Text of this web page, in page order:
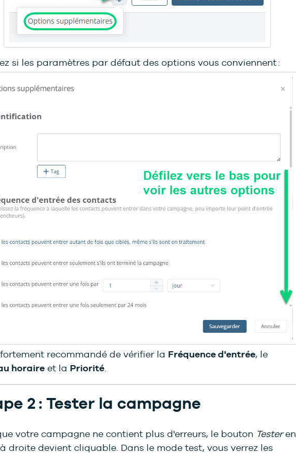
si les paramètres par défaut des options vous conviennent :
recommandé de vérifier la Fréquence d'entrée, le
horaireet la Priorité.
2 : Tester la campagne
votre campagne ne contient plus d'erreurs, le bouton Testeren
droite devient cliquable. Dans le mode test, vous verrez les